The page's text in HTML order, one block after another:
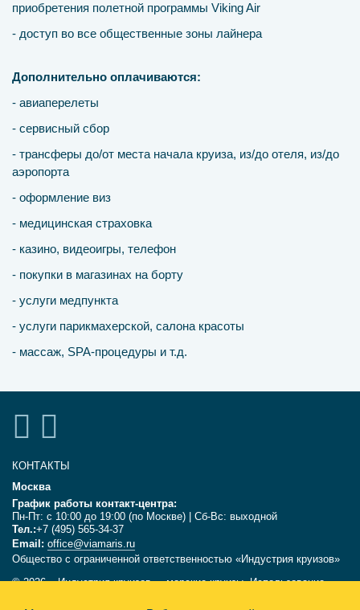
приобретения полетной программы Viking Air
- доступ во все общественные зоны лайнера
Дополнительно оплачиваются:
- авиаперелеты
- сервисный сбор
- трансферы до/от места начала круиза, из/до отеля, из/до
аэропорта
- оформление виз
- медицинская страховка
- казино, видеоигры, телефон
- покупки в магазинах на борту
- услуги медпункта
- услуги парикмахерской, салона красоты
- массаж, SPA-процедуры и т.д.
КОНТАКТЫ
Москва
График работы контакт-центра:
Пн-Пт: с 10:00 до 19:00 (по Москве) | Сб-Вс: выходной
Тел.:+7 (495) 565-34-37
Email: office@viamaris.ru
Общество с ограниченной ответственностью «Индустрия круизов»
© 2026, «Индустрия круизов» - морские круизы. Использование